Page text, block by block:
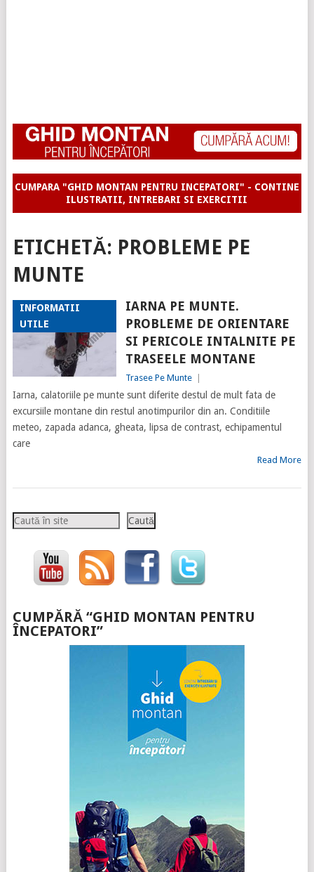
CUMPARA "GHID MONTAN PENTRU INCEPATORI" - CONTINE
ILUSTRATII, INTREBARI SI EXERCITII
ETICHETĂ: PROBLEME PE
MUNTE
INFORMATII
UTILE
IARNA PE MUNTE.
PROBLEME DE ORIENTARE
SI PERICOLE INTALNITE PE
TRASEELE MONTANE
Trasee Pe Munte
Iarna, calatoriile pe munte sunt diferite destul de mult fata de
excursiile montane din restul anotimpurilor din an. Conditiile
meteo, zapada adanca, gheata, lipsa de contrast, echipamentul
care
Read More
Caută Caută
CUMPĂRĂ “GHID MONTAN PENTRU
ÎNCEPATORI”